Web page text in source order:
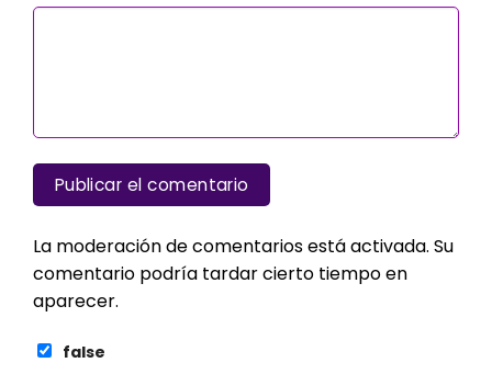
La moderación de comentarios está activada. Su
comentario podría tardar cierto tiempo en
aparecer.
false